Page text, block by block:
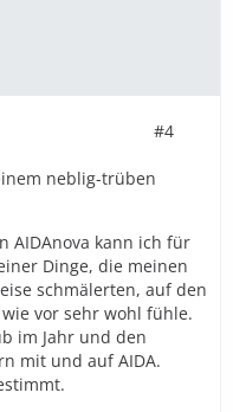
#4
neblig-trüben
AIDAnova kann ich für
Dinge, die meinen
schmälerten, auf den
vor sehr wohl fühle.
im Jahr und den
mit und auf AIDA.